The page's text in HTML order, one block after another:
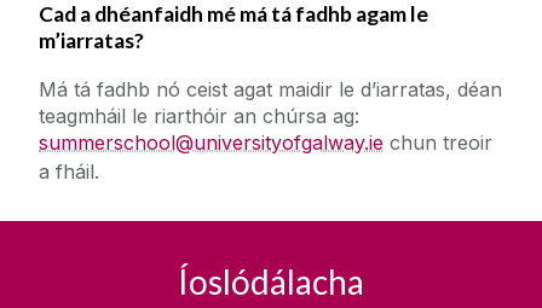
Cad a dhéanfaidh mé má tá fadhb agam le
m’iarratas?
Má tá fadhb nó ceist agat maidir le d’iarratas, déan
teagmháil le riarthóir an chúrsa ag:
summerschool@universityofgalway.ie chun treoir
a fháil.
Íoslódálacha